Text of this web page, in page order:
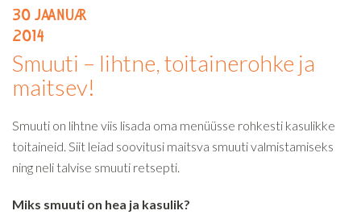
30 jaanuar
2014
Smuuti – lihtne, toitainerohke ja
maitsev!
Smuuti on lihtne viis lisada oma menüüsse rohkesti kasulikke
toitaineid. Siit leiad soovitusi maitsva smuuti valmistamiseks
ning neli talvise smuuti retsepti.
Miks smuuti on hea ja kasulik?